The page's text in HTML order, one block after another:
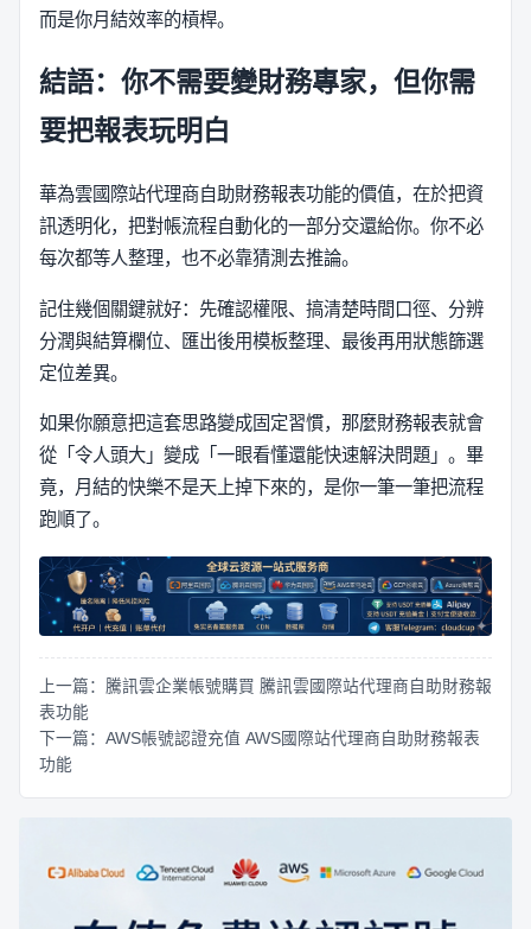
而是你月結效率的槓桿。
結語：你不需要變財務專家，但你需
要把報表玩明白
華為雲國際站代理商自助財務報表功能的價值，在於把資
訊透明化，把對帳流程自動化的一部分交還給你。你不必
每次都等人整理，也不必靠猜測去推論。
記住幾個關鍵就好：先確認權限、搞清楚時間口徑、分辨
分潤與結算欄位、匯出後用模板整理、最後再用狀態篩選
定位差異。
如果你願意把這套思路變成固定習慣，那麼財務報表就會
從「令人頭大」變成「一眼看懂還能快速解決問題」。畢
竟，月結的快樂不是天上掉下來的，是你一筆一筆把流程
跑順了。
上一篇：騰訊雲企業帳號購買 騰訊雲國際站代理商自助財務報
表功能
下一篇：AWS帳號認證充值 AWS國際站代理商自助財務報表
功能